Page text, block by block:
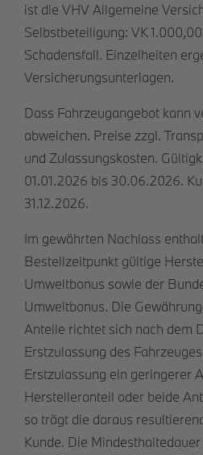
ist die VHV Allgemeine
Selbstbeteiligung: VK
Schadensfall. Einzelheiten
Versicherungsunterlagen.
Dass Fahrzeugangebot kann
abweichen. Preise zzgl.
und Zulassungskosten.
01.01.2026 bis 30.06.2026.
31.12.2026.
Im gewährten Nachlass
Bestellzeitpunkt gültige
Umweltbonus sowie der
Umweltbonus. Die
Anteile richtet sich nach dem
Erstzulassung des
Erstzulassung ein geringerer
Herstelleranteil oder beide
so trägt die daraus
Kunde. Die